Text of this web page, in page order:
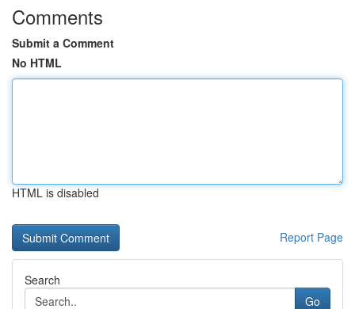
Comments
Submit a Comment
No HTML
HTML is disabled
Report Page
Search
Go